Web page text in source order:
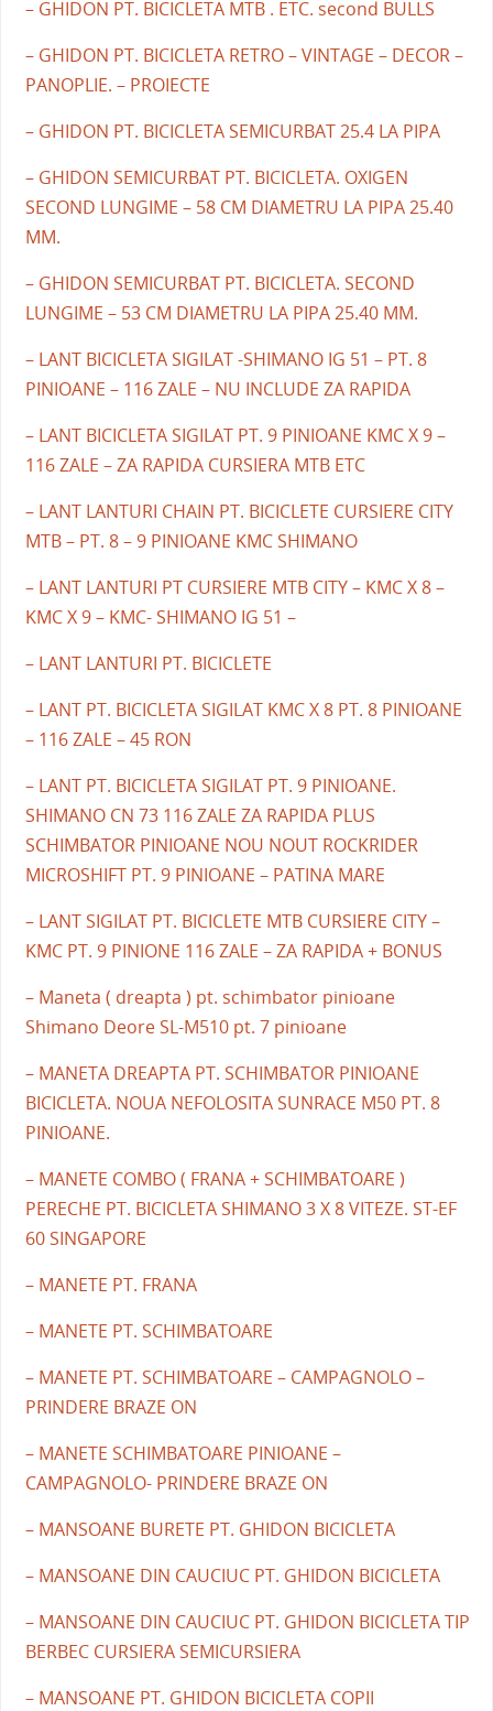
– GHIDON PT. BICICLETA MTB . ETC. second BULLS
– GHIDON PT. BICICLETA RETRO – VINTAGE – DECOR –
PANOPLIE. – PROIECTE
– GHIDON PT. BICICLETA SEMICURBAT 25.4 LA PIPA
– GHIDON SEMICURBAT PT. BICICLETA. OXIGEN
SECOND LUNGIME – 58 CM DIAMETRU LA PIPA 25.40
MM.
– GHIDON SEMICURBAT PT. BICICLETA. SECOND
LUNGIME – 53 CM DIAMETRU LA PIPA 25.40 MM.
– LANT BICICLETA SIGILAT -SHIMANO IG 51 – PT. 8
PINIOANE – 116 ZALE – NU INCLUDE ZA RAPIDA
– LANT BICICLETA SIGILAT PT. 9 PINIOANE KMC X 9 –
116 ZALE – ZA RAPIDA CURSIERA MTB ETC
– LANT LANTURI CHAIN PT. BICICLETE CURSIERE CITY
MTB – PT. 8 – 9 PINIOANE KMC SHIMANO
– LANT LANTURI PT CURSIERE MTB CITY – KMC X 8 –
KMC X 9 – KMC- SHIMANO IG 51 –
– LANT LANTURI PT. BICICLETE
– LANT PT. BICICLETA SIGILAT KMC X 8 PT. 8 PINIOANE
– 116 ZALE – 45 RON
– LANT PT. BICICLETA SIGILAT PT. 9 PINIOANE.
SHIMANO CN 73 116 ZALE ZA RAPIDA PLUS
SCHIMBATOR PINIOANE NOU NOUT ROCKRIDER
MICROSHIFT PT. 9 PINIOANE – PATINA MARE
– LANT SIGILAT PT. BICICLETE MTB CURSIERE CITY –
KMC PT. 9 PINIONE 116 ZALE – ZA RAPIDA + BONUS
– Maneta ( dreapta ) pt. schimbator pinioane
Shimano Deore SL-M510 pt. 7 pinioane
– MANETA DREAPTA PT. SCHIMBATOR PINIOANE
BICICLETA. NOUA NEFOLOSITA SUNRACE M50 PT. 8
PINIOANE.
– MANETE COMBO ( FRANA + SCHIMBATOARE )
PERECHE PT. BICICLETA SHIMANO 3 X 8 VITEZE. ST-EF
60 SINGAPORE
– MANETE PT. FRANA
– MANETE PT. SCHIMBATOARE
– MANETE PT. SCHIMBATOARE – CAMPAGNOLO –
PRINDERE BRAZE ON
– MANETE SCHIMBATOARE PINIOANE –
CAMPAGNOLO- PRINDERE BRAZE ON
– MANSOANE BURETE PT. GHIDON BICICLETA
– MANSOANE DIN CAUCIUC PT. GHIDON BICICLETA
– MANSOANE DIN CAUCIUC PT. GHIDON BICICLETA TIP
BERBEC CURSIERA SEMICURSIERA
– MANSOANE PT. GHIDON BICICLETA COPII